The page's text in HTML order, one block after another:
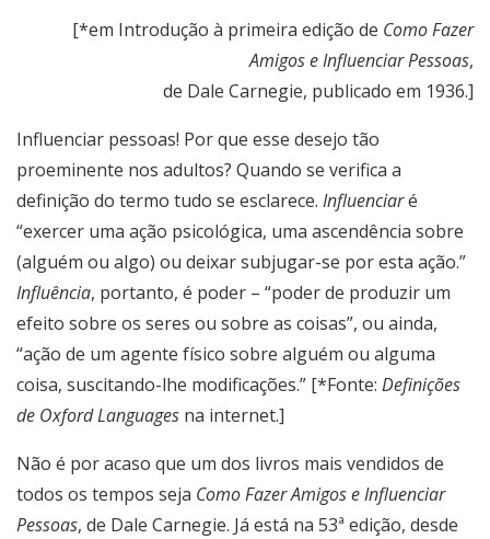
[*em Introdução à primeira edição de Como Fazer
Amigos e Influenciar Pessoas,
de Dale Carnegie, publicado em 1936.]
Influenciar pessoas! Por que esse desejo tão
proeminente nos adultos? Quando se verifica a
definição do termo tudo se esclarece. Influenciaré
“exercer uma ação psicológica, uma ascendência sobre
(alguém ou algo) ou deixar subjugar-se por esta ação.”
Influência, portanto, é poder – “poder de produzir um
efeito sobre os seres ou sobre as coisas”, ou ainda,
“ação de um agente físico sobre alguém ou alguma
coisa, suscitando-lhe modificações.” [*Fonte: Definições
de Oxford Languages na internet.]
Não é por acaso que um dos livros mais vendidos de
todos os tempos seja Como Fazer Amigos e Influenciar
Pessoas, de Dale Carnegie. Já está na 53ª edição, desde